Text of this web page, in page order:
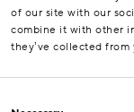
of our site with our
combine it with other
they’ve collected from